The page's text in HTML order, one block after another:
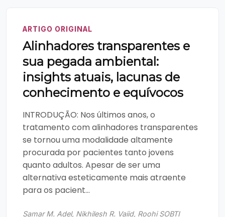
ARTIGO ORIGINAL
Alinhadores transparentes e
sua pegada ambiental:
insights atuais, lacunas de
conhecimento e equívocos
INTRODUÇÃO: Nos últimos anos, o
tratamento com alinhadores transparentes
se tornou uma modalidade altamente
procurada por pacientes tanto jovens
quanto adultos. Apesar de ser uma
alternativa esteticamente mais atraente
para os pacient...
Samar M. Adel, Nikhilesh R. Vaiid, Roohi SOBTI